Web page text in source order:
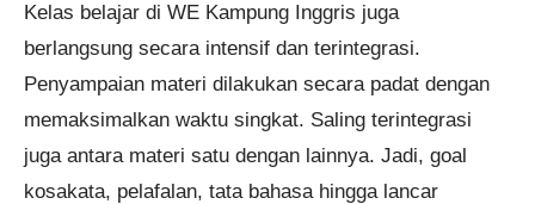
Kelas belajar di WE Kampung Inggris juga
berlangsung secara intensif dan terintegrasi.
Penyampaian materi dilakukan secara padat dengan
memaksimalkan waktu singkat. Saling terintegrasi
juga antara materi satu dengan lainnya. Jadi, goal
kosakata, pelafalan, tata bahasa hingga lancar